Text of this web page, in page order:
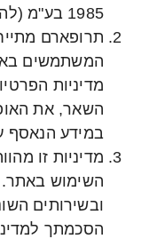
1985 בע"מ (להלן:"
תרופארם
המשתמשים
מדיניות
השאר, את
במידע הנאסף
מדיניות זו
השימוש באתר.
ובשירותים
הסכמתך